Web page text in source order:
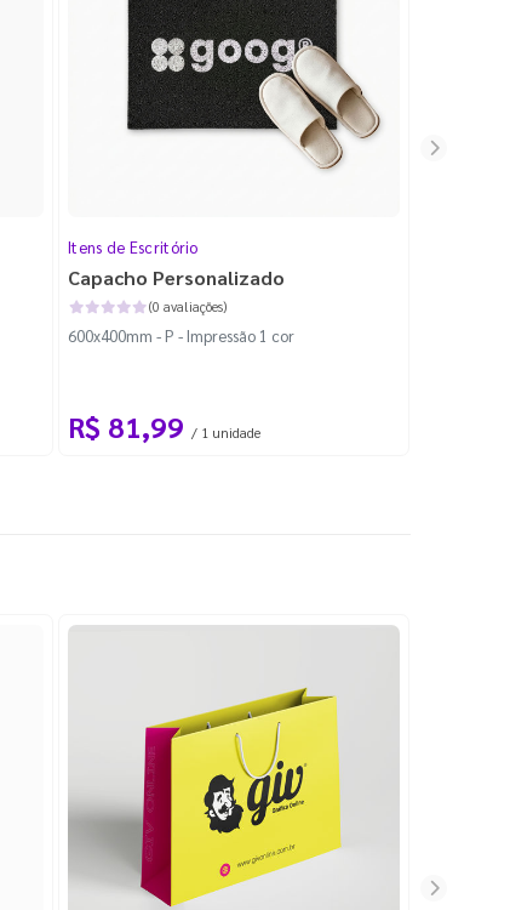
Itens de Escritório
Capacho Personalizado
(0 avaliações)
600x400mm - P - Impressão 1 cor
R$ 81,99 / 1 unidade